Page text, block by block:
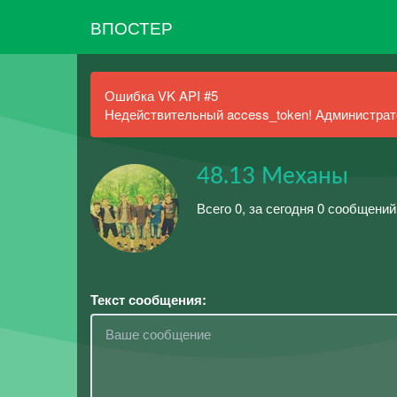
ВПОСТЕР
Ошибка VK API #5
Недействительный access_token!
48.13 Механы
Всего 0, за сегодня 0
Текст сообщения: